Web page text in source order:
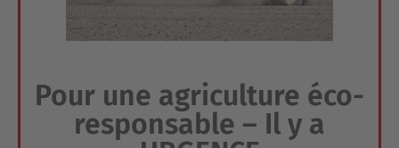
Pour une agriculture éco-
responsable – Il y a